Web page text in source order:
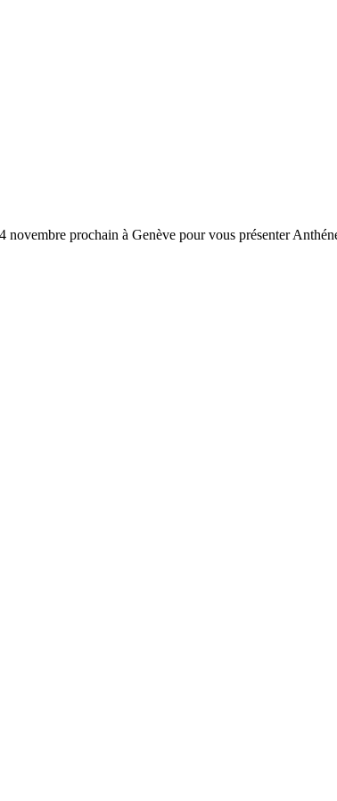
prochain à Genève pour vous présenter